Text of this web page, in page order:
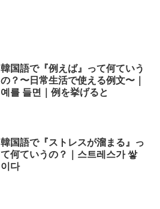
韓国語で『例えば』って何ていう
の？〜日常生活で使える例文〜｜
예를 들면｜例を挙げると
韓国語で『ストレスが溜まる』っ
て何ていうの？｜스트레스가 쌓
이다